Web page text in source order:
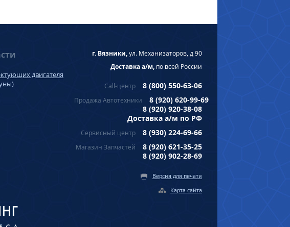
двигателя
г. Вязники,ул. Механизаторов, д 90
Доставка а/м, по всей России
Call-центр 8 (800) 550-63-06
Продажа Автотехники
8 (920) 620-99-69
8 (920) 920-38-08
Доставка а/м по РФ
Сервисный центр 8 (930) 224-69-66
Магазин Запчастей
8 (920) 621-35-25
8 (920) 902-28-69
Версия для печати
Карта сайта